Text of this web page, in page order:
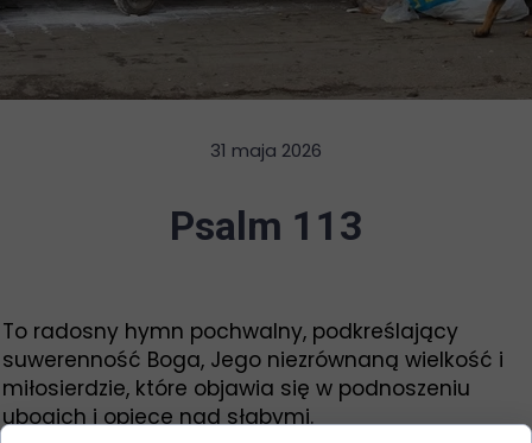
31 maja 2026
Psalm 113
To radosny hymn pochwalny, podkreślający
suwerenność Boga, Jego niezrównaną wielkość i
miłosierdzie, które objawia się w podnoszeniu
ubogich i opiece nad słabymi.